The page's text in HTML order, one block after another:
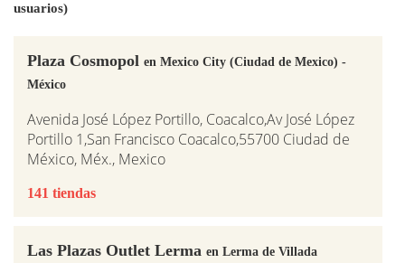
usuarios)
Plaza Cosmopol en Mexico City (Ciudad de Mexico) -
México
Avenida José López Portillo, Coacalco,Av José López
Portillo 1,San Francisco Coacalco,55700 Ciudad de
México, Méx., Mexico
141 tiendas
Las Plazas Outlet Lerma en Lerma de Villada